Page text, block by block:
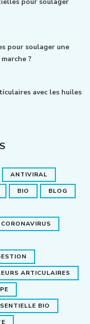
pour soulager une
?
avec les huiles
ANTIVIRAL
BIO BLOG
CORONAVIRUS
ARTICULAIRES
BIO